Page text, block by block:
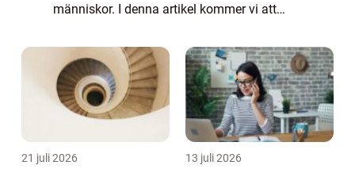
människor. I denna artikel kommer vi att
inklusive olika typer av hundar, deras
popula...
21 juli 2026 13 juli 2026